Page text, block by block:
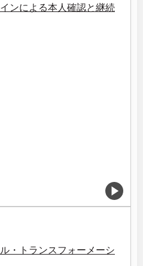
ンによる本人確認と継続
・トランスフォーメーシ